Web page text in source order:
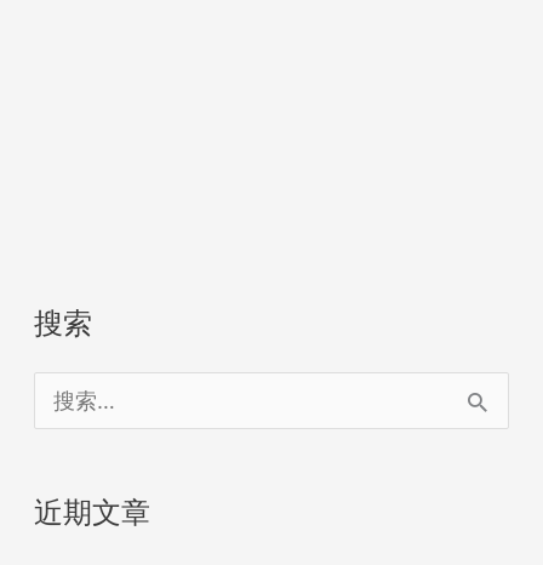
搜索
搜
索
近期文章